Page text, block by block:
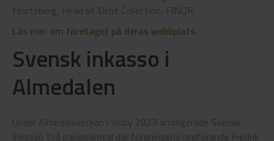
Hjortsberg, Head of Debt Collection, FINQR.
Läs mer om företaget på deras webbplats.
Svensk inkasso i
Almedalen
Under Almedalsveckan i Visby 2023 arrangerade Svensk
Inkasso två panelsamtal där föreningens ordförande Fredrik